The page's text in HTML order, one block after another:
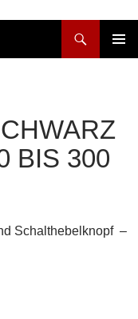
BIS 300
Schalthebelknopf –